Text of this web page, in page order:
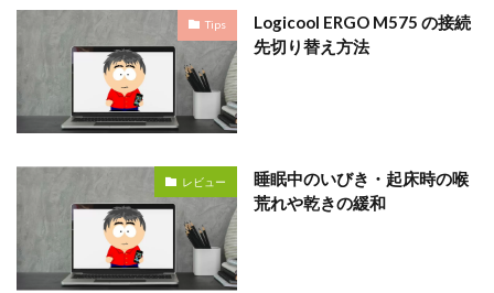
Tips
Logicool ERGO M575 の接続
先切り替え方法
レビュー
睡眠中のいびき・起床時の喉
荒れや乾きの緩和